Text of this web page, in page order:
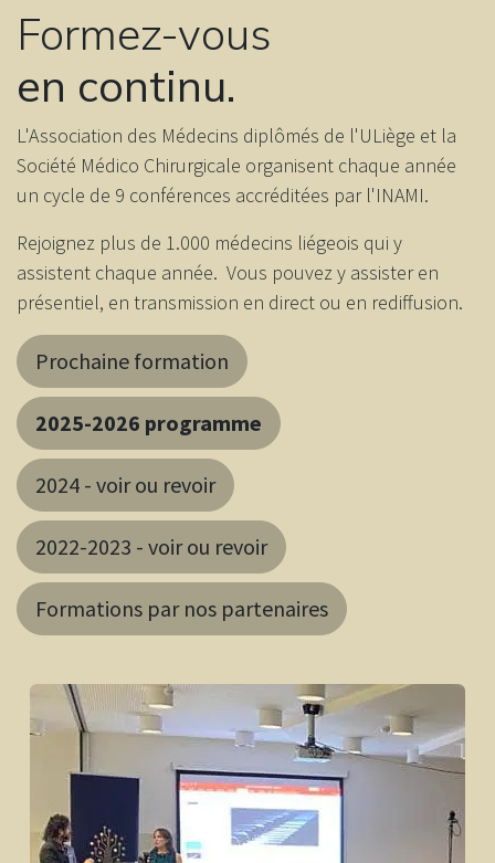
Formez-vous
en continu.
L'Association des Médecins diplômés de l'ULiège et la
Société Médico Chirurgicale organisent chaque année
un cycle de 9 conférences accréditées par l'INAMI.
Rejoignez plus de 1.000 médecins liégeois qui y
assistent chaque année. Vous pouvez y assister en
présentiel, en transmission en direct ou en rediffusion.
​​​​​​​​​​​​​​​​​​​​​​​​​​​​​​​​​​​​​​​​​​​​​​​​​​​​​​​Prochaine formation​
2025-2026 programme
2024 - voir ou revoir
2022-2023 - voir ou revoir
Formations par nos partenaires